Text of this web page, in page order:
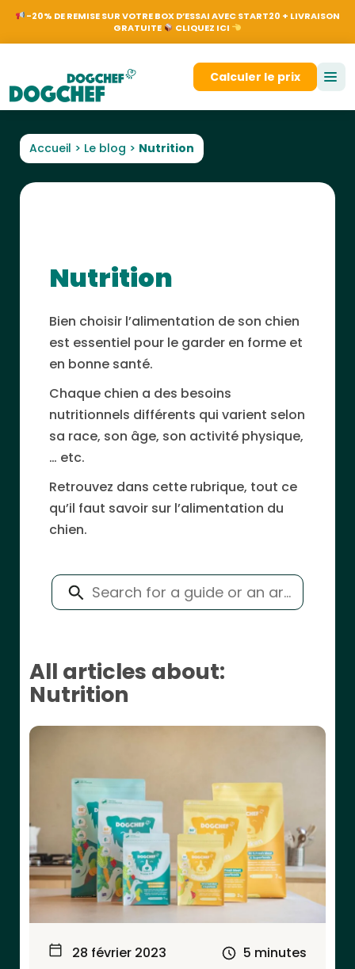
-20% DE REMISE SUR VOTRE BOX D’ESSAI AVEC START20 + LIVRAISON
GRATUITE
CLIQUEZ ICI
Calculer le prix
Se connecter
Accueil > Le blog > Nutrition
Nutrition
Bien choisir l’alimentation de son chien
est essentiel pour le garder en forme et
en bonne santé.
Chaque chien a des besoins
nutritionnels différents qui varient selon
sa race, son âge, son activité physique,
… etc.
Retrouvez dans cette rubrique, tout ce
qu’il faut savoir sur l’alimentation du
chien.
All articles about:
Nutrition
28 février 2023 5 minutes